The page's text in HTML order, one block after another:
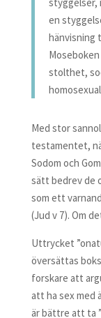
en
hänvisning
Moseboken
stolthet,
Med stor
testamentet,
Sodom och
sätt bedrev de
som ett
(Jud v 7). Om
Uttrycket
översättas
forskare att
att ha sex med
är bättre att ta